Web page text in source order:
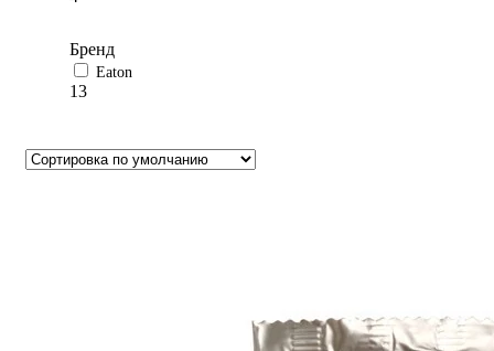
Бренд
Eaton
13